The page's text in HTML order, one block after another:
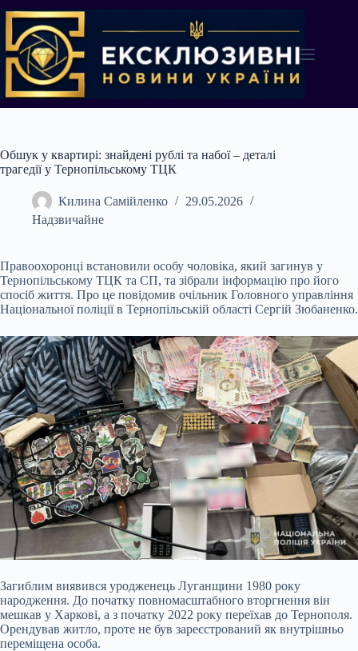
до
вмісту
Обшук у квартирі: знайдені рублі та набої – деталі
трагедії у Тернопільському ТЦК
Килина Самійленко
29.05.2026
Надзвичайне
Правоохоронці встановили особу чоловіка, який загинув у
Тернопільському ТЦК та СП, та зібрали інформацію про його
спосіб життя. Про це повідомив очільник Головного управління
Національної поліції в Тернопільській області Сергій Зюбаненко.
Загиблим виявився уродженець Луганщини 1980 року
народження. До початку повномасштабного вторгнення він
мешкав у Харкові, а з початку 2022 року переїхав до Тернополя.
Орендував житло, проте не був зареєстрований як внутрішньо
переміщена особа.